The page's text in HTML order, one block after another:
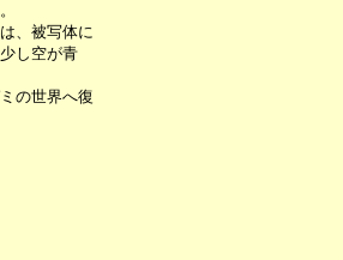
、被写体に
し空が青
の世界へ復